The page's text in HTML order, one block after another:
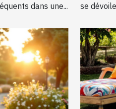
dans une...
se